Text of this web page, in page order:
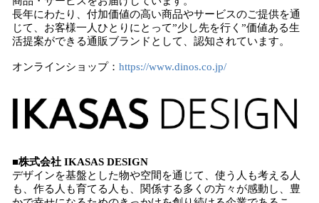
長年にわたり、付加価値の高い商品やサービスのご提供を通
じて、お客様一人ひとりにとって”少し先を行く”価値ある生
活提案ができる通販ブランドとして、認知されています。
オンラインショップ： https://www.dinos.co.jp/
■株式会社 IKASAS DESIGN
デザインを基盤とした物や空間を通じて、使う人も考える人
も、作る人も育てる人も、関係する多くの方々が感動し、豊